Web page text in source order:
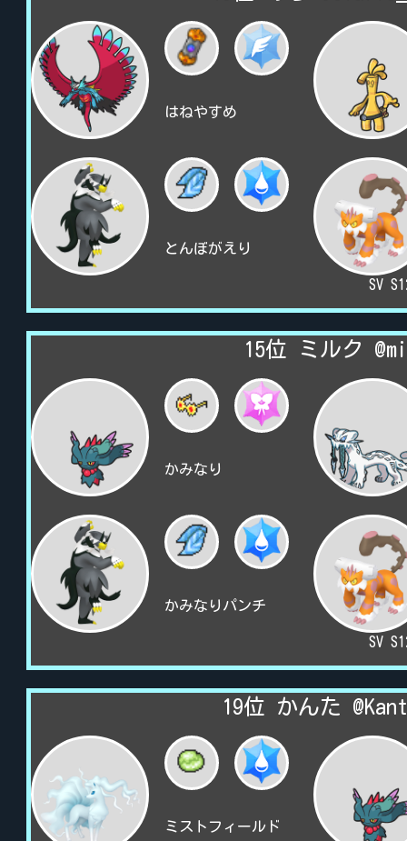
はねやすめ
とんぼがえり
SV
15位 ミルク
かみなり
かみなりパンチ
SV
19位 かんた
ミストフィールド